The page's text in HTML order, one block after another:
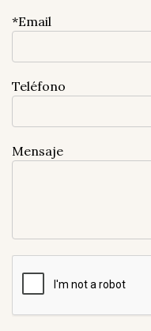
*Email
Teléfono
Mensaje